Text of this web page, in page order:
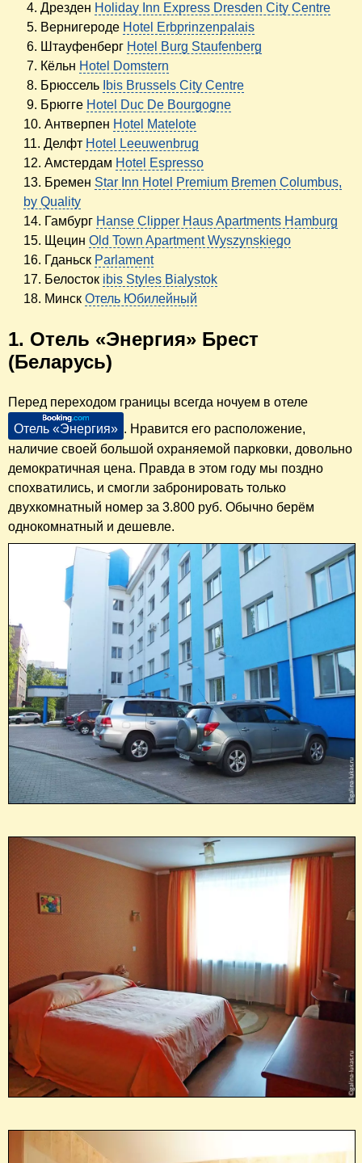
4. Дрезден Holiday Inn Express Dresden City Centre
5. Вернигероде Hotel Erbprinzenpalais
6. Штауфенберг Hotel Burg Staufenberg
7. Кёльн Hotel Domstern
8. Брюссель Ibis Brussels City Centre
9. Брюгге Hotel Duc De Bourgogne
10. Антверпен Hotel Matelote
11. Делфт Hotel Leeuwenbrug
12. Амстердам Hotel Espresso
13. Бремен Star Inn Hotel Premium Bremen Columbus,
by Quality
14. Гамбург Hanse Clipper Haus Apartments Hamburg
15. ЩецинOld Town Apartment Wyszynskiego
16. Гданьск Parlament
17. Белосток ibis Styles Bialystok
18. МинскОтель Юбилейный
1. Отель «Энергия» Брест
(Беларусь)
Перед переходом границы всегда ночуем в отеле
Отель «Энергия» . Нравится его расположение,
наличие своей большой охраняемой парковки, довольно
демократичная цена. Правда в этом году мы поздно
спохватились, и смогли забронировать только
двухкомнатный номер за 3.800 руб. Обычно берём
однокомнатный и дешевле.